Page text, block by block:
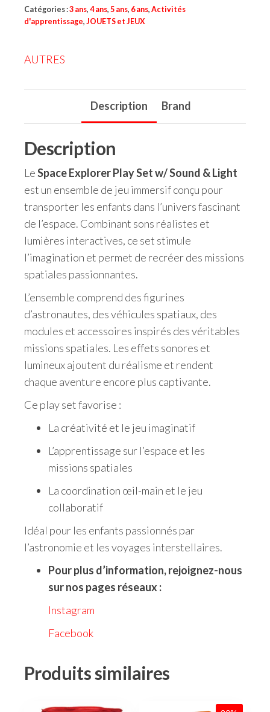
Catégories :3 ans, 4 ans, 5 ans, 6 ans, Activités
d'apprentissage, JOUETS et JEUX
AUTRES
Description Brand
Description
LeSpace Explorer Play Set w/ Sound & Light
est un ensemble de jeu immersif conçu pour
transporter les enfants dans l’univers fascinant
de l’espace. Combinant sons réalistes et
lumières interactives, ce set stimule
l’imagination et permet de recréer des missions
spatiales passionnantes.
L’ensemble comprend des figurines
d’astronautes, des véhicules spatiaux, des
modules et accessoires inspirés des véritables
missions spatiales. Les effets sonores et
lumineux ajoutent du réalisme et rendent
chaque aventure encore plus captivante.
Ce play set favorise :
La créativité et le jeu imaginatif
L’apprentissage sur l’espace et les
missions spatiales
La coordination œil-main et le jeu
collaboratif
Idéal pour les enfants passionnés par
l’astronomie et les voyages interstellaires.
Pour plus d’information, rejoignez-nous
sur nos pages réseaux :
Instagram
Facebook
Produits similaires